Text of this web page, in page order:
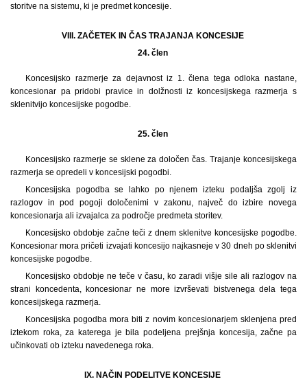
storitve na sistemu, ki je predmet koncesije.
VIII. ZAČETEK IN ČAS TRAJANJA KONCESIJE
24. člen
Koncesijsko razmerje za dejavnost iz 1. člena tega odloka nastane,
koncesionar pa pridobi pravice in dolžnosti iz koncesijskega razmerja s
sklenitvijo koncesijske pogodbe.
25. člen
Koncesijsko razmerje se sklene za določen čas. Trajanje koncesijskega
razmerja se opredeli v koncesijski pogodbi.
Koncesijska pogodba se lahko po njenem izteku podaljša zgolj iz
razlogov in pod pogoji določenimi v zakonu, največ do izbire novega
koncesionarja ali izvajalca za področje predmeta storitev.
Koncesijsko obdobje začne teči z dnem sklenitve koncesijske pogodbe.
Koncesionar mora pričeti izvajati koncesijo najkasneje v 30 dneh po sklenitvi
koncesijske pogodbe.
Koncesijsko obdobje ne teče v času, ko zaradi višje sile ali razlogov na
strani koncedenta, koncesionar ne more izvrševati bistvenega dela tega
koncesijskega razmerja.
Koncesijska pogodba mora biti z novim koncesionarjem sklenjena pred
iztekom roka, za katerega je bila podeljena prejšnja koncesija, začne pa
učinkovati ob izteku navedenega roka.
IX. NAČIN PODELITVE KONCESIJE